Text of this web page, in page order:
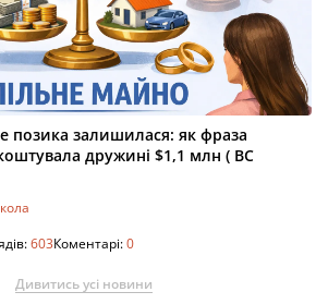
позика залишилася: як фраза
дружині $1,1 млн ( ВС
603Коментарі:0
Дивитись усі новини